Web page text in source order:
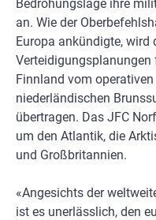
Bedrohungslage ihre
an. Wie der
Europa ankündigte,
Verteidigungsplanungen
Finnland vom
niederländischen
übertragen. Das JFC
um den Atlantik, die
und Großbritannien.
«Angesichts der
ist es unerlässlich, den